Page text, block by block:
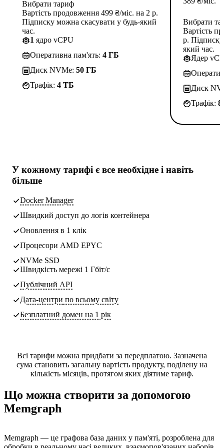
Вибрати тариф
Вартість продовження 499 ₴/міс. на 2 р.
Підписку можна скасувати у будь-який
час.
1 ядро vCPU
Оперативна пам'ять: 4 ГБ
Диск NVMe: 50 ГБ
Трафік: 4 TБ
Вибрати
Вартість
р.
який час.
Ядер
Диск
Трафік:
У кожному тарифі є все необхідне і навіть
більше
Docker Manager
Швидкий доступ до логів контейнера
Оновлення в 1 клік
Процесори AMD EPYC
NVMe SSD
Швидкість мережі 1 Гбіт/с
Публічний API
Дата-центри по всьому світу
Безплатний домен на 1 рік
Всі тарифи можна придбати за передплатою. Зазначена
сума становить загальну вартість продукту, поділену на
кількість місяців, протягом яких діятиме тариф.
Що можна створити за допомогою
Memgraph
Memgraph — це графова база даних у пам'яті, розроблена для